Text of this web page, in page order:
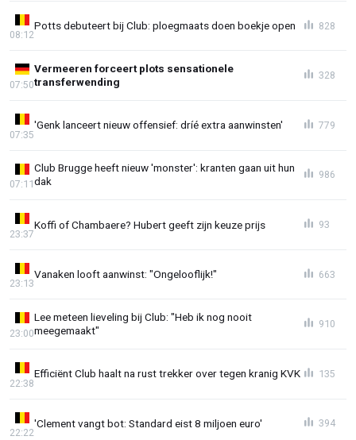
Potts debuteert bij Club: ploegmaats doen boekje open
08:12
828
Vermeeren forceert plots sensationele
transferwending
07:50
328
'Genk lanceert nieuw offensief: dríé extra aanwinsten'
07:35
779
Club Brugge heeft nieuw 'monster': kranten gaan uit hun
dak
07:11
986
Koffi of Chambaere? Hubert geeft zijn keuze prijs
23:37
93
Vanaken looft aanwinst: "Ongelooflijk!"
23:13
663
Lee meteen lieveling bij Club: "Heb ik nog nooit
meegemaakt"
23:00
910
Efficiënt Club haalt na rust trekker over tegen kranig KVK
22:38
135
'Clement vangt bot: Standard eist 8 miljoen euro'
22:22
394